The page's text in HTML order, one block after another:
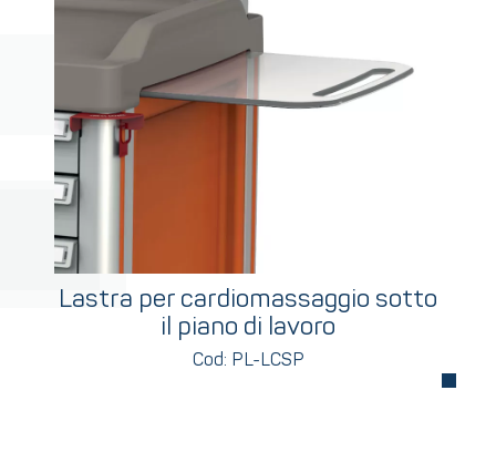
Lastra per cardiomassaggio sotto
il piano di lavoro
Cod: PL-LCSP